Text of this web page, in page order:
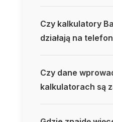
Czy kalkulatory
działają na
Czy dane
kalkulatorach są